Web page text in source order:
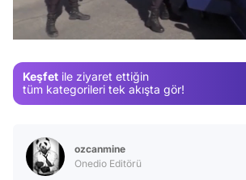
/
Keşfet ile ziyaret ettiğin
tüm kategorileri tek akışta gör!
ozcanmine
Onedio Editörü